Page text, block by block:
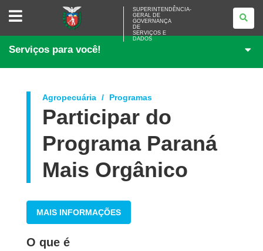
SUPERINTENDÊNCIA-
<BR>GOVERNANÇA
SERVIÇOS
DADOS
SUPERINTENDÊNCIA-
GERAL DE
GOVERNANÇA
DE
SERVIÇOS E
DADOS
Serviços para você!
Agropecuária Programas
Participar do
Programa Paraná
Mais Orgânico
MAIS INFORMAÇÕES
O que é